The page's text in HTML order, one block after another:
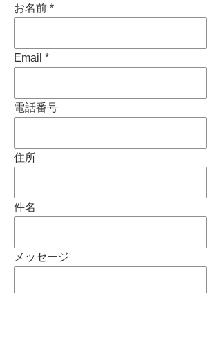
お名前
Email
電話番号
住所
件名
メッセージ